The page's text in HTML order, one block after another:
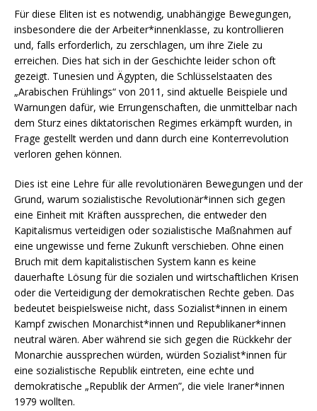
Für diese Eliten ist es notwendig, unabhängige Bewegungen,
insbesondere die der Arbeiter*innenklasse, zu kontrollieren
und, falls erforderlich, zu zerschlagen, um ihre Ziele zu
erreichen. Dies hat sich in der Geschichte leider schon oft
gezeigt. Tunesien und Ägypten, die Schlüsselstaaten des
„Arabischen Frühlings“ von 2011, sind aktuelle Beispiele und
Warnungen dafür, wie Errungenschaften, die unmittelbar nach
dem Sturz eines diktatorischen Regimes erkämpft wurden, in
Frage gestellt werden und dann durch eine Konterrevolution
verloren gehen können.
Dies ist eine Lehre für alle revolutionären Bewegungen und der
Grund, warum sozialistische Revolutionär*innen sich gegen
eine Einheit mit Kräften aussprechen, die entweder den
Kapitalismus verteidigen oder sozialistische Maßnahmen auf
eine ungewisse und ferne Zukunft verschieben. Ohne einen
Bruch mit dem kapitalistischen System kann es keine
dauerhafte Lösung für die sozialen und wirtschaftlichen Krisen
oder die Verteidigung der demokratischen Rechte geben. Das
bedeutet beispielsweise nicht, dass Sozialist*innen in einem
Kampf zwischen Monarchist*innen und Republikaner*innen
neutral wären. Aber während sie sich gegen die Rückkehr der
Monarchie aussprechen würden, würden Sozialist*innen für
eine sozialistische Republik eintreten, eine echte und
demokratische „Republik der Armen”, die viele Iraner*innen
1979 wollten.